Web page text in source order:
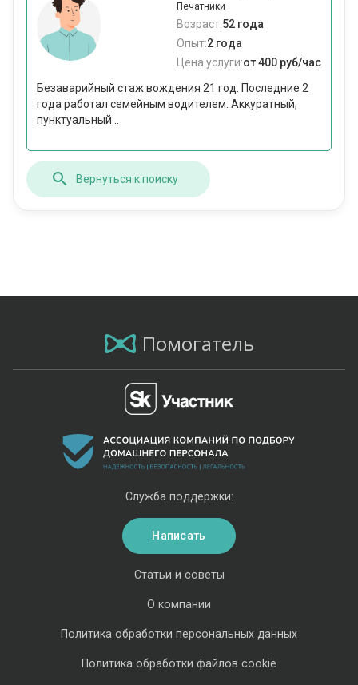
Печатники
Возраст:52 года
Опыт:2 года
Цена услуги:от 400 руб/час
Безаварийный стаж вождения 21 год. Последние 2
года работал семейным водителем. Аккуратный,
пунктуальный...
Вернуться к поиску
Помогатель
Статьи и советы
О компании
Политика обработки персональных данных
Политика обработки файлов cookie
Служба поддержки:
Написать